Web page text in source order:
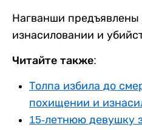
Нагванши предъявлены
изнасиловании и
Читайте также:
Толпа избила до
похищении и
15-летнюю девушку